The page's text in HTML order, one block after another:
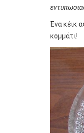
Ένα κέικ
κομμάτι!